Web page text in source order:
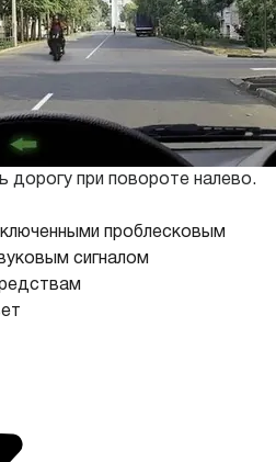
дорогу при повороте налево.
проблесковым
сигналом